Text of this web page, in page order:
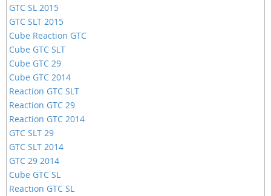
GTC SL 2015
GTC SLT 2015
Cube Reaction GTC
Cube GTC SLT
Cube GTC 29
Cube GTC 2014
Reaction GTC SLT
Reaction GTC 29
Reaction GTC 2014
GTC SLT 29
GTC SLT 2014
GTC 29 2014
Cube GTC SL
Reaction GTC SL